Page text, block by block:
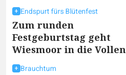
Endspurt fürs Blütenfest
Zum runden
Festgeburtstag geht
Wiesmoor in die Vollen
Brauchtum